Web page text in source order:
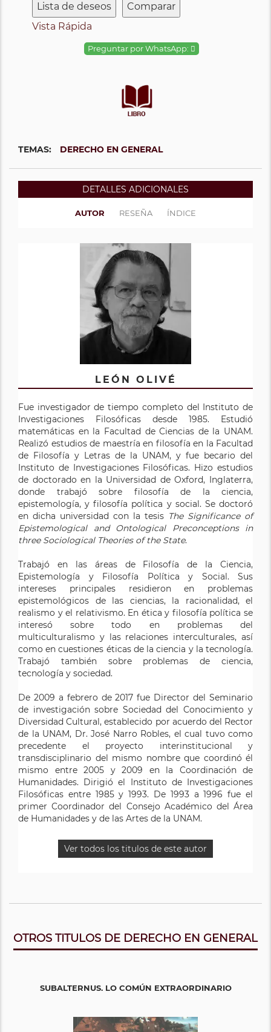
Lista de deseos
Comparar
Vista Rápida
Preguntar por WhatsApp:
TEMAS: DERECHO EN GENERAL
DETALLES ADICIONALES
AUTOR RESEÑA ÍNDICE
LEÓN OLIVÉ
Fue investigador de tiempo completo del Instituto de
Investigaciones Filosóficas desde 1985. Estudió
matemáticas en la Facultad de Ciencias de la UNAM.
Realizó estudios de maestría en filosofía en la Facultad
de Filosofía y Letras de la UNAM, y fue becario del
Instituto de Investigaciones Filosóficas. Hizo estudios
de doctorado en la Universidad de Oxford, Inglaterra,
donde trabajó sobre filosofía de la ciencia,
epistemología, y filosofía política y social. Se doctoró
en dicha universidad con la tesis The Significance of
Epistemological and Ontological Preconceptions in
three Sociological Theories of the State.
Trabajó en las áreas de Filosofía de la Ciencia,
Epistemología y Filosofía Política y Social. Sus
intereses principales residieron en problemas
epistemológicos de las ciencias, la racionalidad, el
realismo y el relativismo. En ética y filosofía política se
interesó sobre todo en problemas del
multiculturalismo y las relaciones interculturales, así
como en cuestiones éticas de la ciencia y la tecnología.
Trabajó también sobre problemas de ciencia,
tecnología y sociedad.
De 2009 a febrero de 2017 fue Director del Seminario
de investigación sobre Sociedad del Conocimiento y
Diversidad Cultural, establecido por acuerdo del Rector
de la UNAM, Dr. José Narro Robles, el cual tuvo como
precedente el proyecto interinstitucional y
transdisciplinario del mismo nombre que coordinó él
mismo entre 2005 y 2009 en la Coordinación de
Humanidades. Dirigió el Instituto de Investigaciones
Filosóficas entre 1985 y 1993. De 1993 a 1996 fue el
primer Coordinador del Consejo Académico del Área
de Humanidades y de las Artes de la UNAM.
Ver todos los titulos de este autor
OTROS TITULOS DE DERECHO EN GENERAL
SUBALTERNUS. LO COMÚN EXTRAORDINARIO